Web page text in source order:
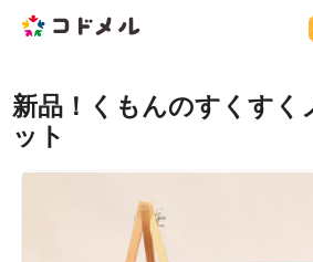
新品！くもんのすくすく
ット